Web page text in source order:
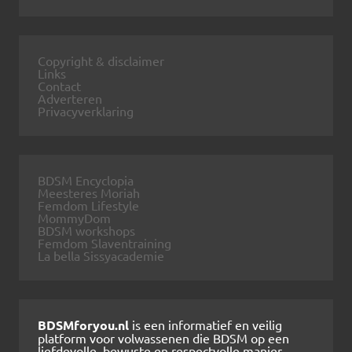
Copyright & disclaimer
Links
Contact
Adverteren
Privacyverklaring
BDSM Encyclopia
Meesteres Moriah
Femdom Lifestyle
MommyDom
BDSM workshops
Femdom Slaventraining
La bella Sissyacademie
BDSMforyou.nl is een informatief en veilig
platform voor volwassenen die BDSM op een